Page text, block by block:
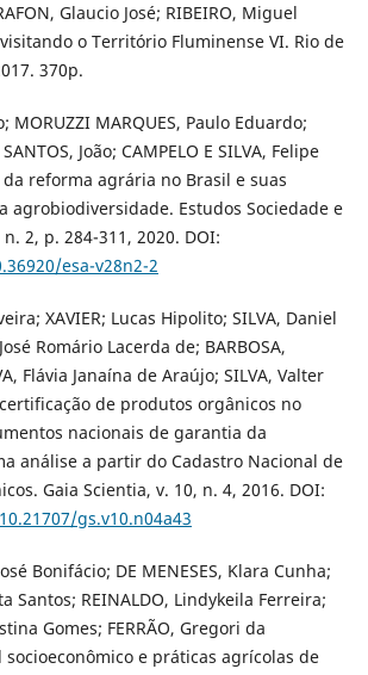
Glaucio José; RIBEIRO, Miguel
o Território Fluminense VI. Rio de
370p.
MORUZZI MARQUES, Paulo Eduardo;
João; CAMPELO E SILVA, Felipe
reforma agrária no Brasil e suas
agrobiodiversidade. Estudos Sociedade e
2, p. 284-311, 2020. DOI:
esa-v28n2-2
XAVIER; Lucas Hipolito; SILVA, Daniel
Romário Lacerda de; BARBOSA,
Flávia Janaína de Araújo; SILVA, Valter
de produtos orgânicos no
nacionais de garantia da
análise a partir do Cadastro Nacional de
Gaia Scientia, v. 10, n. 4, 2016. DOI:
gs.v10.n04a43
Bonifácio; DE MENESES, Klara Cunha;
Santos; REINALDO, Lindykeila Ferreira;
Gomes; FERRÃO, Gregori da
socioeconômico e práticas agrícolas de